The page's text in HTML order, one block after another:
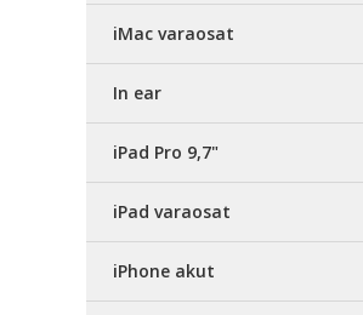
iMac varaosat
In ear
iPad Pro 9,7"
iPad varaosat
iPhone akut